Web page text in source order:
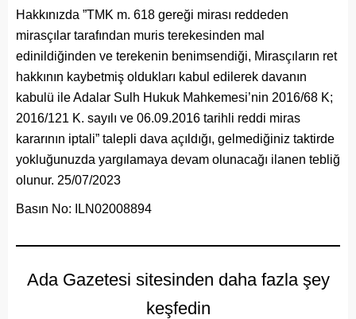
Hakkınızda ”TMK m. 618 gereği mirası reddeden
mirasçılar tarafından muris terekesinden mal
edinildiğinden ve terekenin benimsendiği, Mirasçıların ret
hakkının kaybetmiş oldukları kabul edilerek davanın
kabulü ile Adalar Sulh Hukuk Mahkemesi’nin 2016/68 K;
2016/121 K. sayılı ve 06.09.2016 tarihli reddi miras
kararının iptali” talepli dava açıldığı, gelmediğiniz taktirde
yokluğunuzda yargılamaya devam olunacağı ilanen tebliğ
olunur. 25/07/2023
Basın No: ILN02008894
Ada Gazetesi sitesinden daha fazla şey
keşfedin